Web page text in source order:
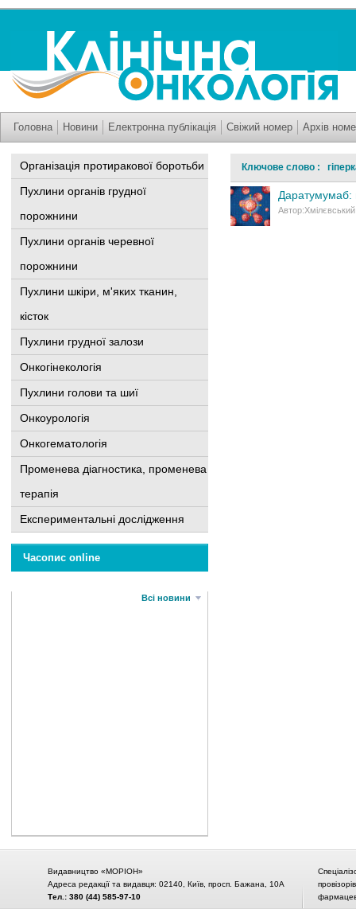
Головна Новини Електронна публікація Свіжий номер Архів
Організація протиракової боротьби
Пухлини органів грудної
порожнини
Пухлини органів черевної
порожнини
Пухлини шкіри, м'яких тканин,
кісток
Пухлини грудної залози
Онкогінекологія
Пухлини голови та шиї
Онкоурологія
Онкогематологія
Променева діагностика, променева
терапія
Експериментальні дослідження
Часопис online
Всі новини
Ключове слово :
Даратумумаб:
Видавництво «МОРІОН»
Адреса редакції та видавця: 02140, Київ, просп. Бажана, 10А
Тел.: 380 (44) 585-97-10